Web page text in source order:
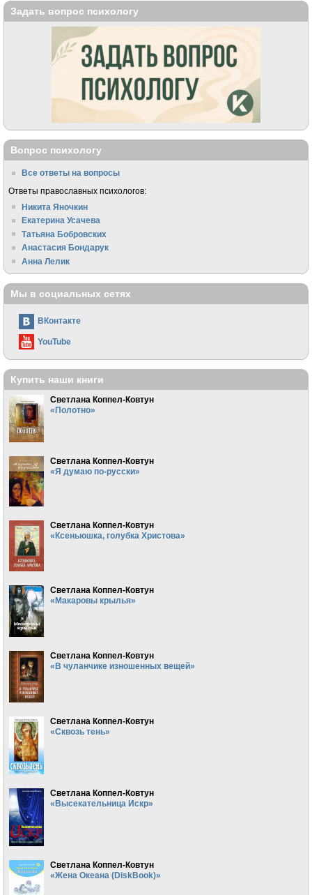
Задать вопрос психологу
Вопрос психологу
Все ответы на вопросы
Ответы православных психологов:
Никита Яночкин
Екатерина Усачева
Татьяна Бобровских
Анастасия Бондарук
Анна Лелик
Мы в социальных сетях
ВКонтакте
YouTube
Купить наши книги
Светлана Коппел-Ковтун
«Полотно»
Светлана Коппел-Ковтун
«Я думаю по-русски»
Светлана Коппел-Ковтун
«Ксеньюшка, голубка Христова»
Светлана Коппел-Ковтун
«Макаровы крылья»
Светлана Коппел-Ковтун
«В чуланчике изношенных вещей»
Светлана Коппел-Ковтун
«Сквозь тень»
Светлана Коппел-Ковтун
«Высекательница Искр»
Светлана Коппел-Ковтун
«Жена Океана (DiskBook)»